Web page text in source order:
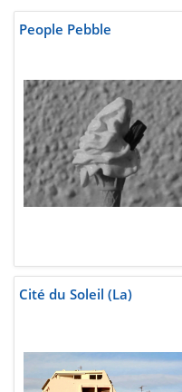
People Pebble
Cité du Soleil (La)